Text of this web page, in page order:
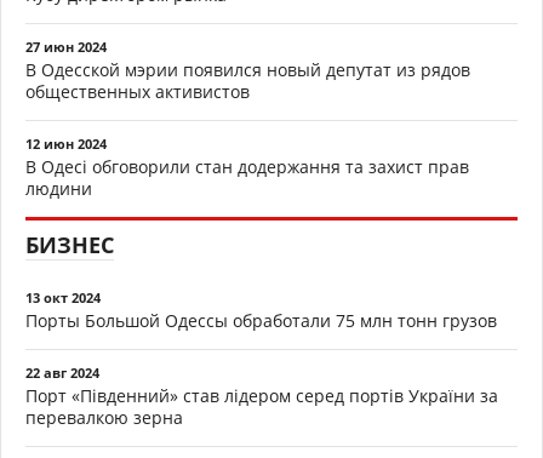
27 июн 2024
В Одесской мэрии появился новый депутат из рядов
общественных активистов
12 июн 2024
В Одесі обговорили стан додержання та захист прав
людини
БИЗНЕС
13 окт 2024
Порты Большой Одессы обработали 75 млн тонн грузов
22 авг 2024
Порт «Південний» став лідером серед портів України за
перевалкою зерна